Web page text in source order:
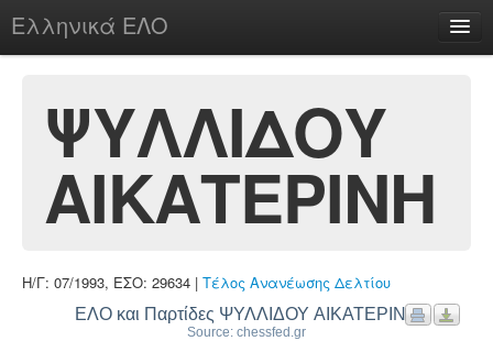
Ελληνικά ΕΛΟ
chesstu.be @ discord
Login
ΨΥΛΛΙΔΟΥ
ΑΙΚΑΤΕΡΙΝΗ
Η/Γ: 07/1993, ΕΣΟ: 29634 | Τέλος Ανανέωσης Δελτίου
ΕΛΟ και Παρτίδες ΨΥΛΛΙΔΟΥ ΑΙΚΑΤΕΡΙΝΗ
Source: chessfed.gr